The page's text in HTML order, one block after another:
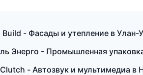
- Фасады и утепление в Улан-
Энерго - Промышленная
- Автозвук и мультимедиа в